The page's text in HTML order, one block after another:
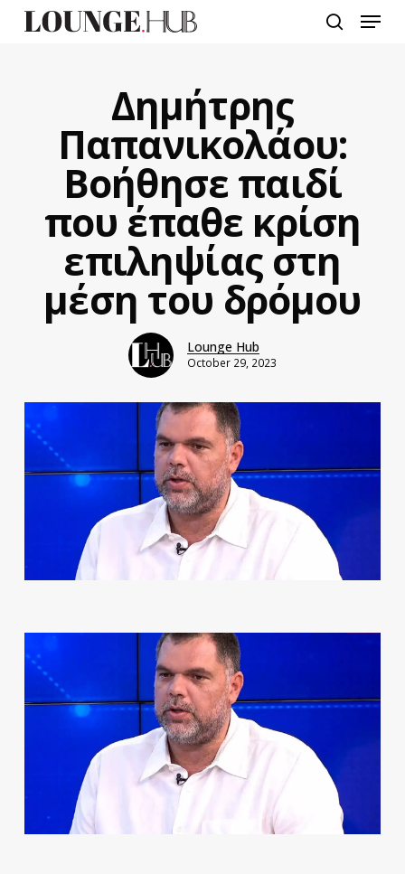
Menu
Δημήτρης
Παπανικολάου:
Βοήθησε παιδί
που έπαθε κρίση
επιληψίας στη
μέση του δρόμου
Lounge Hub
October 29, 2023